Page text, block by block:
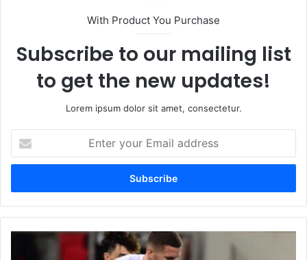
With Product You Purchase
Subscribe to our mailing list
to get the new updates!
Lorem ipsum dolor sit amet, consectetur.
your
Email